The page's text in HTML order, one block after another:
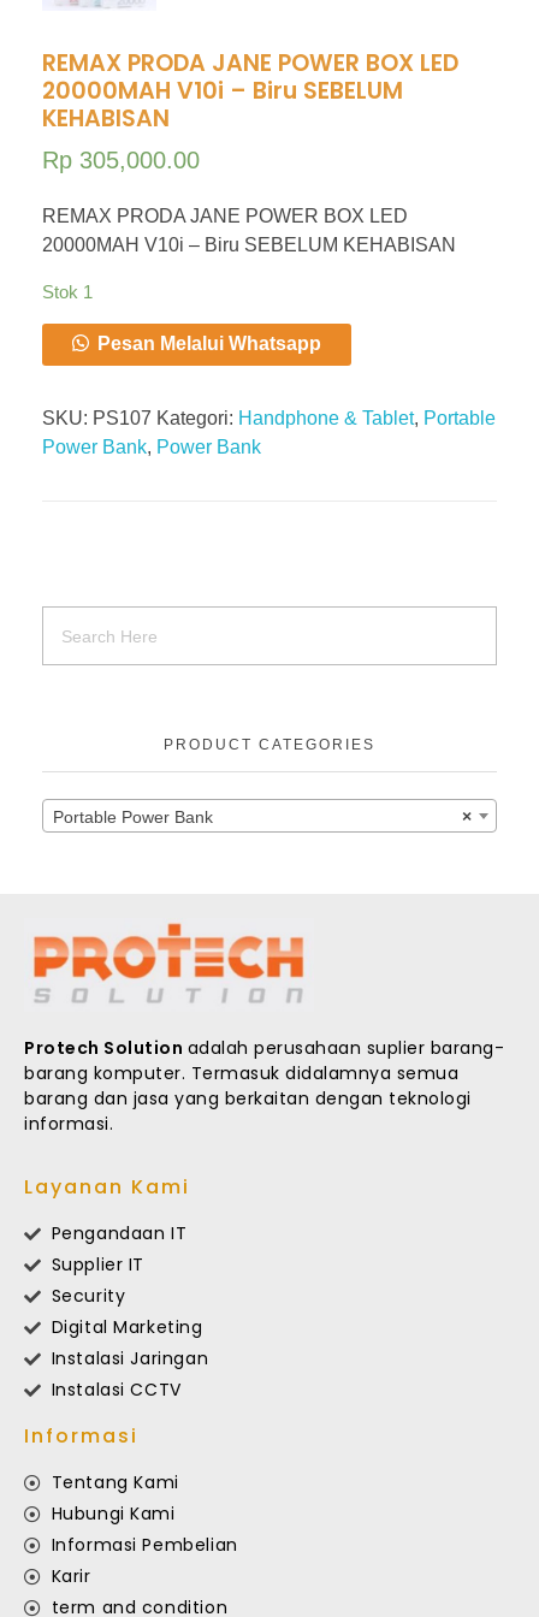
REMAX PRODA JANE POWER BOX LED
20000MAH V10i – Biru SEBELUM
KEHABISAN
Rp 305,000.00
REMAX PRODA JANE POWER BOX LED
20000MAH V10i – Biru SEBELUM KEHABISAN
Stok 1
Pesan Melalui Whatsapp
SKU: PS107 Kategori: Handphone & Tablet, Portable
Power Bank, Power Bank
PRODUCT CATEGORIES
×
Portable Power Bank
Protech Solution adalah perusahaan suplier barang-
barang komputer. Termasuk didalamnya semua
barang dan jasa yang berkaitan dengan teknologi
informasi.
Layanan Kami
Pengandaan IT
Supplier IT
Security
Digital Marketing
Instalasi Jaringan
Instalasi CCTV
Informasi
Tentang Kami
Hubungi Kami
Informasi Pembelian
Karir
term and condition